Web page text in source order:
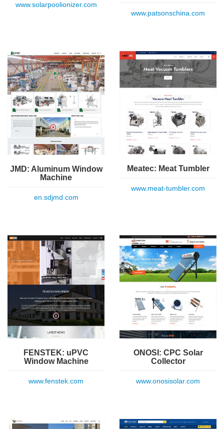
www.solarpoolionizer.com
www.patsonschina.com
JMD: Aluminum Window
Machine
en.sdjmd.com
Meatec: Meat Tumbler
www.meat-tumbler.com
FENSTEK: uPVC
Window Machine
www.fenstek.com
ONOSI: CPC Solar
Collector
www.onosisolar.com